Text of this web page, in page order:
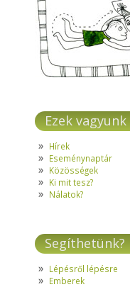
Ezek vagyunk
Hírek
Eseménynaptár
Közösségek
Ki mit tesz?
Nálatok?
Segíthetünk?
Lépésről lépésre
Emberek